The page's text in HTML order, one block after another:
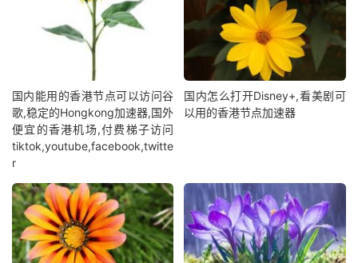
国内能用的香港节点可以访问谷
歌,稳定的Hongkong加速器,国外
便宜的香港机场,付费梯子访问
tiktok,youtube,facebook,twitte
r
国内怎么打开Disney+,看美剧可
以用的香港节点加速器